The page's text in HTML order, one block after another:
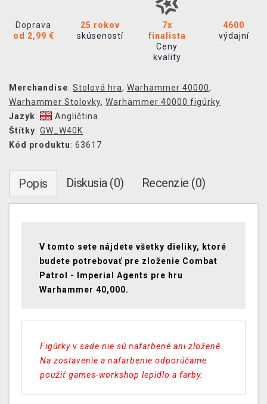
Doprava
od 2,99 €
25 rokov
skúseností
7x
finalista
Ceny
kvality
4600
výdajní
Merchandise: Stolová hra, Warhammer 40000,
Warhammer Stolovky, Warhammer 40000 figúrky
Jazyk:
Angličtina
Štítky: GW_W40K
Kód produktu: 63617
Popis Diskusia (0) Recenzie (0)
V tomto sete nájdete všetky dieliky, ktoré
budete potrebovať pre zloženie Combat
Patrol - Imperial Agents pre hru
Warhammer 40,000.
Figúrky v sade nie sú nafarbené ani zložené.
Na zostavenie a nafarbenie odporúčame
použiť games-workshop lepidlo a farby.